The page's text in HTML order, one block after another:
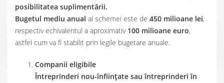
posibilitatea suplimentării.
Bugetul mediu anual al schemei este de 450 milioane lei,
respectiv echivalentul a aproximativ 100 milioane euro,
astfel cum va fi stabilit prin legile bugetare anuale.
Companii eligibile
Întreprinderi nou-înființate sau întreprinderi în